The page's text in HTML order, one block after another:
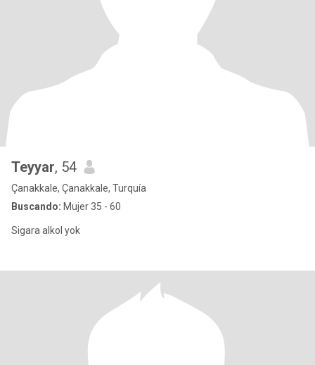
Teyyar, 54
Çanakkale, Çanakkale, Turquía
Buscando: Mujer 35 - 60
Sigara alkol yok